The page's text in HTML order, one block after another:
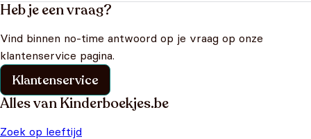
Heb je een vraag?
Vind binnen no-time antwoord op je vraag op onze
klantenservice pagina.
Klantenservice
Alles van Kinderboekjes.be
Zoek op leeftijd